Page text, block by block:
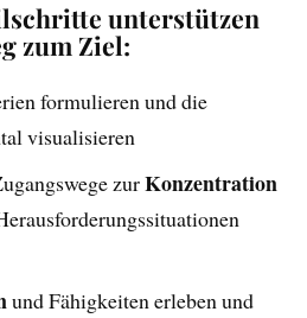
unterstützen
zum Ziel:
formulieren und die
visualisieren
zurKonzentration
und Fähigkeiten erleben und